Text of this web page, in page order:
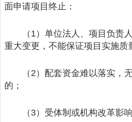
面申请项目终止：
（1）单位法人、项目负责
重大变更，不能保证项目实施质
（2）配套资金难以落实，
的；
（3）受体制或机构改革影